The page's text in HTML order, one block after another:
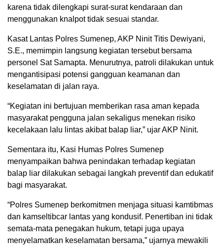
karena tidak dilengkapi surat-surat kendaraan dan
menggunakan knalpot tidak sesuai standar.
Kasat Lantas Polres Sumenep, AKP Ninit Titis Dewiyani,
S.E., memimpin langsung kegiatan tersebut bersama
personel Sat Samapta. Menurutnya, patroli dilakukan untuk
mengantisipasi potensi gangguan keamanan dan
keselamatan di jalan raya.
“Kegiatan ini bertujuan memberikan rasa aman kepada
masyarakat pengguna jalan sekaligus menekan risiko
kecelakaan lalu lintas akibat balap liar,” ujar AKP Ninit.
Sementara itu, Kasi Humas Polres Sumenep
menyampaikan bahwa penindakan terhadap kegiatan
balap liar dilakukan sebagai langkah preventif dan edukatif
bagi masyarakat.
“Polres Sumenep berkomitmen menjaga situasi kamtibmas
dan kamseltibcar lantas yang kondusif. Penertiban ini tidak
semata-mata penegakan hukum, tetapi juga upaya
menyelamatkan keselamatan bersama,” ujarnya mewakili